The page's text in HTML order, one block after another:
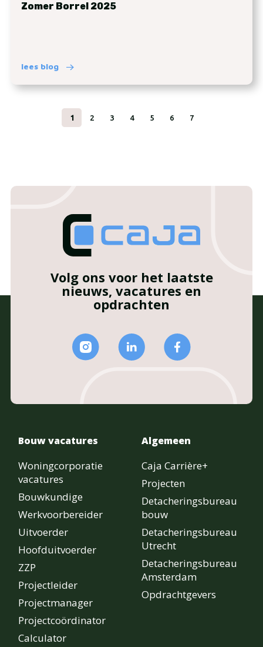
Zomer Borrel 2025
lees blog
1 2 3 4 5 6 7
Volg ons voor het laatste
nieuws, vacatures en
opdrachten
Bouw vacatures
Woningcorporatie
vacatures
Bouwkundige
Werkvoorbereider
Uitvoerder
Hoofduitvoerder
ZZP
Projectleider
Projectmanager
Projectcoördinator
Calculator
Algemeen
Caja Carrière+
Projecten
Detacheringsbureau
bouw
Detacheringsbureau
Utrecht
Detacheringsbureau
Amsterdam
Opdrachtgevers